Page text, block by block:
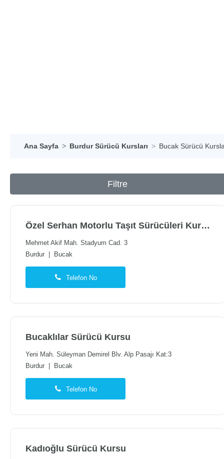
Ana Sayfa Burdur Sürücü Kursları Bucak Sürücü
Filtre
Özel Serhan Motorlu Taşıt Sürücüleri Kursu
Mehmet Akif Mah. Stadyum Cad. 3
Burdur
Bucak
Telefon No
Bucaklılar Sürücü Kursu
Yeni Mah. Süleyman Demirel Blv. Alp Pasajı Kat:3
Burdur
Bucak
Telefon No
Kadıoğlu Sürücü Kursu